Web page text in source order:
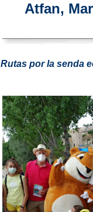
Atfan,
Rutas por la senda